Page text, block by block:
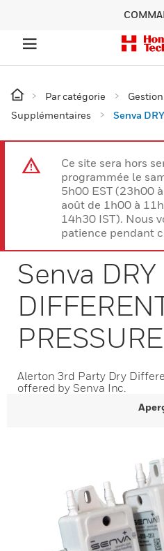
Par catégorie
Supplémentaires
Senva
Ce site sera hors
programmée le
5h00 EST (23h00
août de 1h00 à
14h30 IST). Nous
patience pendant
Senva DRY
PRESSURE
Alerton 3rd Party Dry
offered by Senva Inc.